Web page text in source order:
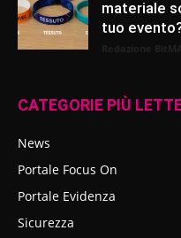
materiale
tuo
CATEGORIE PIÙ
News
Portale Focus On
Portale Evidenza
Sicurezza